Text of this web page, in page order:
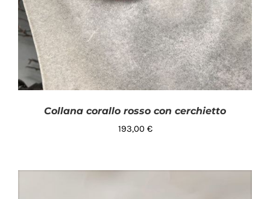
Collana corallo rosso con cerchietto
193,00 €